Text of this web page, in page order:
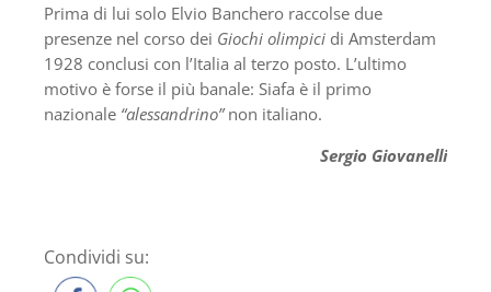
Prima di lui solo Elvio Banchero raccolse due
presenze nel corso dei Giochi olimpici di Amsterdam
1928 conclusi con l’Italia al terzo posto. L’ultimo
motivo è forse il più banale: Siafa è il primo
nazionale “alessandrino”non italiano.
Sergio Giovanelli
Condividi su: